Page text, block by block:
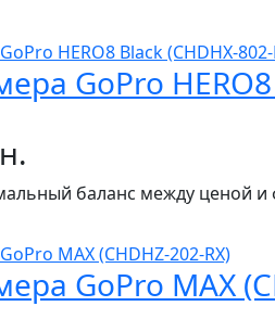
GoPro HERO8
баланс между ценой и
GoPro MAX